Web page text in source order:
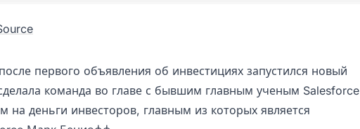
первого объявления об инвестициях запустился новый
команда во главе с бывшим главным ученым Salesforce
на деньги инвесторов, главным из которых является